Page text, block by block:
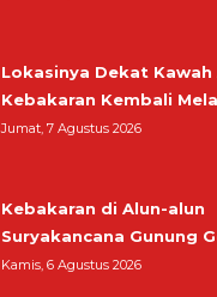
Lokasinya Dekat
Kebakaran Kembali
Kawasan Gunung Gede
Jumat, 7 Agustus 2026
Kebakaran di Alun-alun
Suryakancana Gunung
Pangrango, Relawan
Kamis, 6 Agustus 2026